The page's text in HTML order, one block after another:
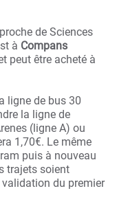
de Sciences
à Compans
peut être acheté à
ligne de bus 30
la ligne de
(ligne A) ou
1,70€. Le même
puis à nouveau
trajets soient
du premier